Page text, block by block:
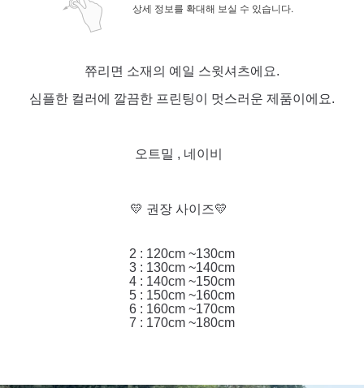
상세 정보를 확대해 보실 수 있습니다.
쮸리면 소재의 예일 스윗셔츠에요.
심플한 컬러에 깔끔한 프린팅이 멋스러운 제품이에요.
오트밀 , 네이비
💛 권장 사이즈💛
2 : 120cm ~130cm
3 : 130cm ~140cm
4 : 140cm ~150cm
5 : 150cm ~160cm
6 : 160cm ~170cm
7 : 170cm ~180cm